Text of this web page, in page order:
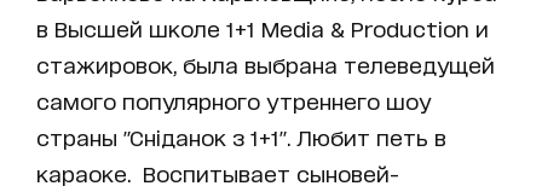
в Высшей школе 1+1 Media & Production и
стажировок, была выбрана телеведущей
самого популярного утреннего шоу
страны "Сніданок з 1+1". Любит петь в
караоке. Воспитывает сыновей-